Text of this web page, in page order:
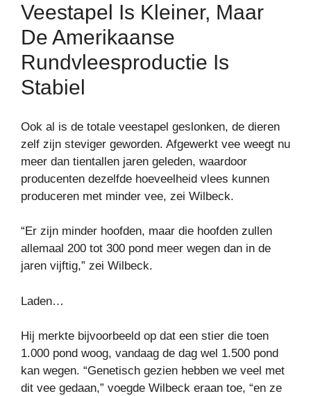
Veestapel Is Kleiner, Maar
De Amerikaanse
Rundvleesproductie Is
Stabiel
Ook al is de totale veestapel geslonken, de dieren
zelf zijn steviger geworden. Afgewerkt vee weegt nu
meer dan tientallen jaren geleden, waardoor
producenten dezelfde hoeveelheid vlees kunnen
produceren met minder vee, zei Wilbeck.
“Er zijn minder hoofden, maar die hoofden zullen
allemaal 200 tot 300 pond meer wegen dan in de
jaren vijftig,” zei Wilbeck.
Laden…
Hij merkte bijvoorbeeld op dat een stier die toen
1.000 pond woog, vandaag de dag wel 1.500 pond
kan wegen. “Genetisch gezien hebben we veel met
dit vee gedaan,” voegde Wilbeck eraan toe, “en ze